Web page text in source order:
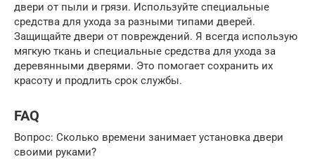
двери от пыли и грязи. Используйте специальные
средства для ухода за разными типами дверей.
Защищайте двери от повреждений. Я всегда использую
мягкую ткань и специальные средства для ухода за
деревянными дверями. Это помогает сохранить их
красоту и продлить срок службы.
FAQ
Вопрос: Сколько времени занимает установка двери
своими руками?